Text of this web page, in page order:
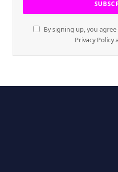
By signing up, you
Privacy Policy